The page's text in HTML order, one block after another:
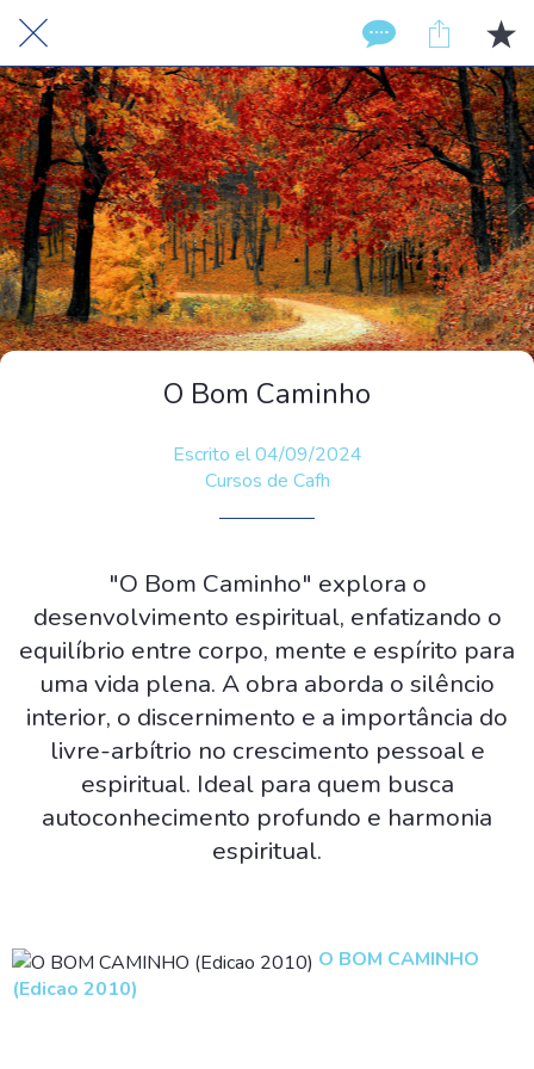
O Bom Caminho
Escrito el 04/09/2024
Cursos de Cafh
"O Bom Caminho" explora o
desenvolvimento espiritual, enfatizando o
equilíbrio entre corpo, mente e espírito para
uma vida plena. A obra aborda o silêncio
interior, o discernimento e a importância do
livre-arbítrio no crescimento pessoal e
espiritual. Ideal para quem busca
autoconhecimento profundo e harmonia
espiritual.
O BOM CAMINHO
(Edicao 2010)